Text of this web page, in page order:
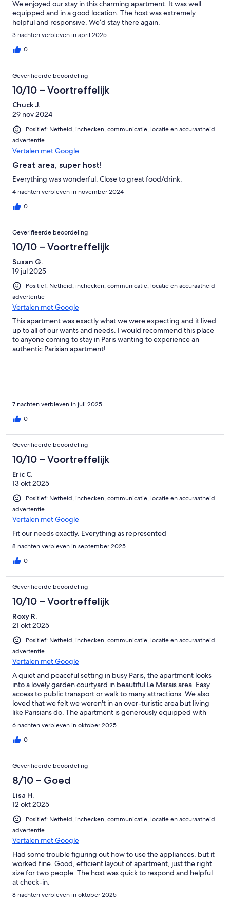
We enjoyed our stay in this charming apartment. It was well
equipped and in a good location. The host was extremely
helpful and responsive. We’d stay there again.
3 nachten verbleven in april 2025
0
Geverifieerde beoordeling
10/10 – Voortreffelijk
Chuck J.
29 nov 2024
Positief: Netheid, inchecken, communicatie, locatie en accuraatheid
advertentie
Vertalen met Google
Great area, super host!
Everything was wonderful. Close to great food/drink.
4 nachten verbleven in november 2024
0
Geverifieerde beoordeling
10/10 – Voortreffelijk
Susan G.
19 jul 2025
Positief: Netheid, inchecken, communicatie, locatie en accuraatheid
advertentie
Vertalen met Google
This apartment was exactly what we were expecting and it lived
up to all of our wants and needs. I would recommend this place
to anyone coming to stay in Paris wanting to experience an
authentic Parisian apartment!
7 nachten verbleven in juli 2025
0
Geverifieerde beoordeling
10/10 – Voortreffelijk
Eric C.
13 okt 2025
Positief: Netheid, inchecken, communicatie, locatie en accuraatheid
advertentie
Vertalen met Google
Fit our needs exactly. Everything as represented
8 nachten verbleven in september 2025
0
Geverifieerde beoordeling
10/10 – Voortreffelijk
Roxy R.
21 okt 2025
Positief: Netheid, inchecken, communicatie, locatie en accuraatheid
advertentie
Vertalen met Google
A quiet and peaceful setting in busy Paris, the apartment looks
into a lovely garden courtyard in beautiful Le Marais area. Easy
access to public transport or walk to many attractions. We also
loved that we felt we weren't in an over-turistic area but living
like Parisians do. The apartment is generously equipped with
everything you need for a very comfortable stay. We loved it.
6 nachten verbleven in oktober 2025
0
Geverifieerde beoordeling
8/10 – Goed
Lisa H.
12 okt 2025
Positief: Netheid, inchecken, communicatie, locatie en accuraatheid
advertentie
Vertalen met Google
Had some trouble figuring out how to use the appliances, but it
worked fine. Good, efficient layout of apartment, just the right
size for two people. The host was quick to respond and helpful
at check-in.
8 nachten verbleven in oktober 2025